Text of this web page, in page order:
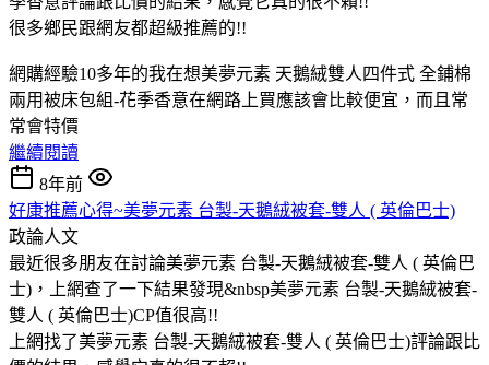
很多鄉民跟網友都超級推薦的!!
網購經驗10多年的我在想美夢元素 天鵝絨雙人四件式 全鋪棉
兩用被床包組-花季香意在網路上買應該會比較便宜，而且常
常會特價
繼續閱讀
8年前
好康推薦心得~美夢元素 台製-天鵝絨被套-雙人 ( 英倫巴士)
政論人文
最近很多朋友在討論美夢元素 台製-天鵝絨被套-雙人 ( 英倫巴
士)，上網查了一下結果發現&nbsp美夢元素 台製-天鵝絨被套-
雙人 ( 英倫巴士)CP值很高!!
上網找了美夢元素 台製-天鵝絨被套-雙人 ( 英倫巴士)評論跟比